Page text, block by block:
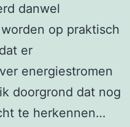
danwel
op praktisch
er
energiestromen
doorgrond dat nog
te herkennen…